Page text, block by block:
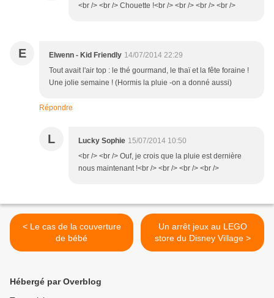
<br /> <br /> Chouette !<br /> <br /> <br /> <br />
E Elwenn - Kid Friendly 14/07/2014 22:29
Tout avait l'air top : le thé gourmand, le thaï et la fête foraine !
Une jolie semaine ! (Hormis la pluie -on a donné aussi)
Répondre
L Lucky Sophie 15/07/2014 10:50
<br /> <br /> Ouf, je crois que la pluie est dernière
nous maintenant !<br /> <br /> <br /> <br />
< Le cas de la couverture
de bébé
Un arrêt jeux au LEGO
store du Disney Village >
Hébergé par Overblog